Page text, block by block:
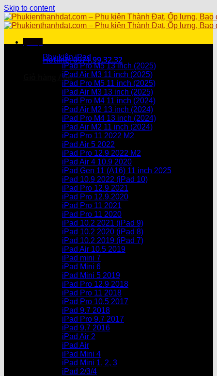
Skip to content
Hotline: 0971.99.32.32
Giỏ hàng /0₫
Chưa có sản phẩm trong giỏ hàng.
Chưa có sản phẩm trong giỏ hàng.
Danh mục sản phẩm
Phụ kiện iPad
iPad Pro M5 13 inch (2025)
iPad Air M3 11 inch (2025)
iPad Pro M5 11 inch (2025)
iPad Air M3 13 inch (2025)
iPad Pro M4 11 inch (2024)
iPad Air M2 13 inch (2024)
iPad Pro M4 13 inch (2024)
iPad Air M2 11 inch (2024)
iPad Pro 11 2022 M2
iPad Air 5 2022
iPad Pro 12.9 2022 M2
iPad Air 4 10.9 2020
iPad Gen 11 (A16) 11 inch 2025
iPad 10.9 2022 (iPad 10)
iPad Pro 12.9 2021
iPad Pro 12.9.2020
iPad Pro 11 2021
iPad Pro 11 2020
iPad 10.2 2021 (iPad 9)
iPad 10.2 2020 (iPad 8)
iPad 10.2 2019 (iPad 7)
iPad Air 10.5 2019
iPad mini 7
iPad Mini 6
iPad Mini 5 2019
iPad Pro 12.9 2018
iPad Pro 11 2018
iPad Pro 10.5 2017
iPad 9.7 2018
iPad Pro 9.7 2017
iPad 9.7 2016
iPad Air 2
iPad Air
iPad Mini 4
iPad Mini 1, 2, 3
iPad 2/3/4